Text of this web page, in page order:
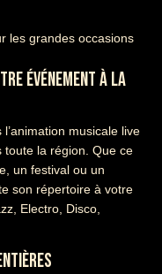
les grandes occasions
ÉVÉNEMENT À LA
musicale live
toute la région. Que ce
un festival ou un
son répertoire à votre
Electro, Disco,